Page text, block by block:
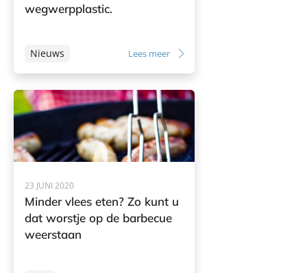
wegwerpplastic.
Nieuws Lees meer
23 JUNI 2020
Minder vlees eten? Zo kunt u
dat worstje op de barbecue
weerstaan